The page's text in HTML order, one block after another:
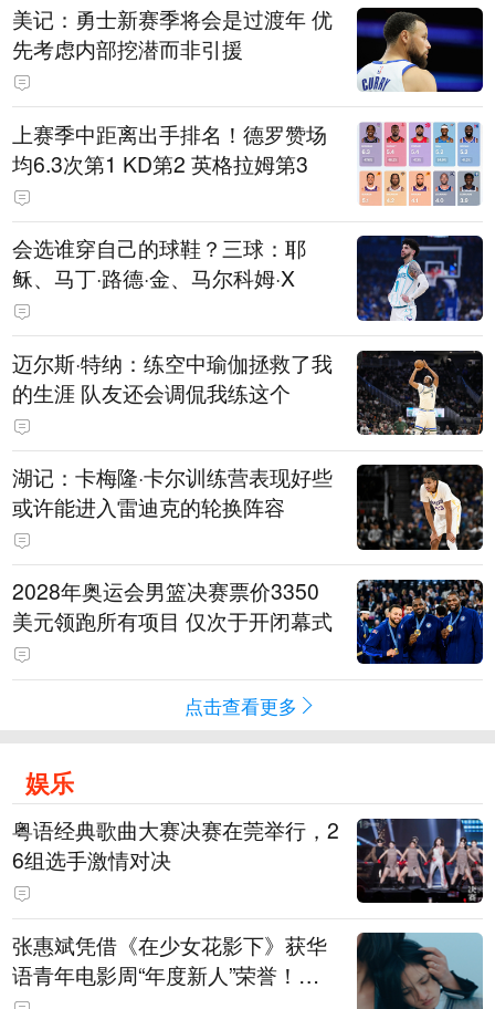
美记：勇士新赛季将会是过渡年 优
先考虑内部挖潜而非引援
上赛季中距离出手排名！德罗赞场
均6.3次第1 KD第2 英格拉姆第3
会选谁穿自己的球鞋？三球：耶
稣、马丁·路德·金、马尔科姆·X
迈尔斯·特纳：练空中瑜伽拯救了我
的生涯 队友还会调侃我练这个
湖记：卡梅隆·卡尔训练营表现好些
或许能进入雷迪克的轮换阵容
2028年奥运会男篮决赛票价3350
美元领跑所有项目 仅次于开闭幕式
点击查看更多
娱乐
粤语经典歌曲大赛决赛在莞举行，2
6组选手激情对决
张惠斌凭借《在少女花影下》获华
语青年电影周“年度新人”荣誉！该